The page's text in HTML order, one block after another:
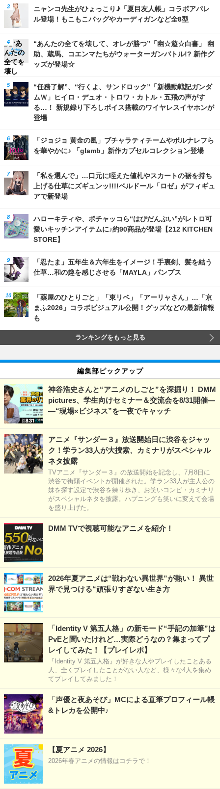
ニャンコ先生がひょっこり♪「夏目友人帳」コラボアパレ
ル登場！もこもこバッグやカーディガンなど全8型
“あんたの全てを壊して、オレが勝つ”「幽☆遊☆白書」 幽
助、蔵馬、コエンマたちがウォーターガンバトル!? 新作グ
ッズが登場☆
“任務了解”、“行くよ、サンドロック”「新機動戦記ガンダ
ムＷ」ヒイロ・デュオ・トロワ・カトル・五飛の声がす
る…！ 新規録り下ろしボイス搭載のワイヤレスイヤホンが
登場
「ジョジョ 黄金の風」ブチャラティチームやポルナレフら
を華やかに♪ 「glamb」新作カプセルコレクション登場
「私を選んで」…口元に咥えた値札やスカートの裾を持ち
上げる仕草にズギュンッ!!!!ベルドール「ロゼ」がフィギュ
アで新登場
ハローキティや、ポチャッコら“はぴだんぶい”がレトロ可
愛いキッチンアイテムに♪約90商品が登場【212 KITCHEN
STORE】
「忍たま」五年生＆六年生をイメージ！手裏剣、髪を結う
仕草…和の趣を感じさせる「MAYLA」パンプス
「薬屋のひとりごと」「東リベ」「アーリャさん」…「京
まふ2026」コラボビジュアル公開！グッズなどの最新情報
も
ランキングをもっと見る
編集部ピックアップ
神谷浩史さんと“アニメのしごと”を深掘り！ DMM
pictures、学生向けセミナー＆交流会を8/31開催―
―“現場×ビジネス”を一夜でキャッチ
アニメ『サンダー３』放送開始日に渋谷をジャッ
ク！学ラン33人が大捜索、カミナリがスペシャル
ネタ披露
TVアニメ『サンダー３』の放送開始を記念し、7月8日に
渋谷で街頭イベントが開催された。学ラン33人が主人公の
妹を探す設定で渋谷を練り歩き、お笑いコンビ・カミナリ
がスペシャルネタを披露。ハプニングも笑いに変えて会場
を盛り上げた。
DMM TVで視聴可能なアニメを紹介！
2026年夏アニメは“戦わない異世界”が熱い！ 異世
界で見つける“頑張りすぎない生き方
「Identity V 第五人格」の新モード“手記の加筆”は
PvEと聞いたけれど…実際どうなの？集まってプ
レイしてみた！【プレイレポ】
『Identity V 第五人格』が好きな人やプレイしたことある
人、全くプレイしたことがない人など、様々な4人を集め
てプレイしてみました！
「声優と夜あそび」MCによる直筆プロフィール帳
&トレカを公開中♪
【夏アニメ 2026】
2026年春アニメの情報はコチラで！